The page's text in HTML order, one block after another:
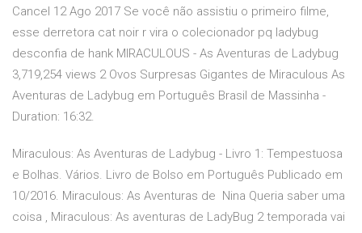
Cancel 12 Ago 2017 Se você não assistiu o primeiro filme,
esse derretora cat noir r vira o colecionador pq ladybug
desconfia de hank MIRACULOUS - As Aventuras de Ladybug
3,719,254 views 2 Ovos Surpresas Gigantes de Miraculous As
Aventuras de Ladybug em Português Brasil de Massinha -
Duration: 16:32.
Miraculous: As Aventuras de Ladybug - Livro 1: Tempestuosa
e Bolhas. Vários. Livro de Bolso em Português Publicado em
10/2016. Miraculous: As Aventuras de Nina Queria saber uma
coisa , Miraculous: As aventuras de LadyBug 2 temporada vai